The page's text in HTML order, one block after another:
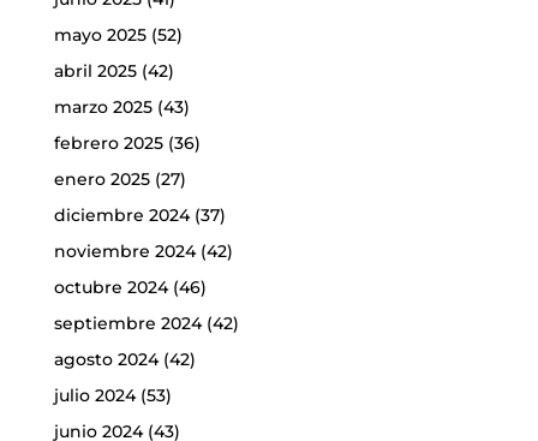
mayo 2025(52)
abril 2025(42)
marzo 2025(43)
febrero 2025(36)
enero 2025(27)
diciembre 2024(37)
noviembre 2024(42)
octubre 2024(46)
septiembre 2024(42)
agosto 2024(42)
julio 2024(53)
junio 2024(43)